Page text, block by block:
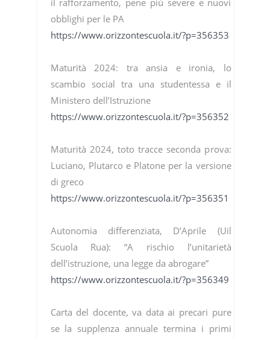
il rafforzamento, pene più severe e nuovi
obblighi per le PA
https://www.orizzontescuola.it/?p=356353
Maturità 2024: tra ansia e ironia, lo
scambio social tra una studentessa e il
Ministero dell’Istruzione
https://www.orizzontescuola.it/?p=356352
Maturità 2024, toto tracce seconda prova:
Luciano, Plutarco e Platone per la versione
di greco
https://www.orizzontescuola.it/?p=356351
Autonomia differenziata, D’Aprile (Uil
Scuola Rua): “A rischio l’unitarietà
dell’istruzione, una legge da abrogare”
https://www.orizzontescuola.it/?p=356349
Carta del docente, va data ai precari pure
se la supplenza annuale termina i primi